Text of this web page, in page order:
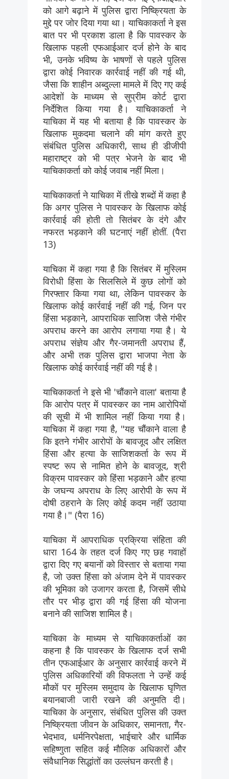
को आगे बढ़ाने में पुलिस द्वारा निष्क्रियता के
मुद्दे पर जोर दिया गया था। याचिकाकर्ता ने इस
बात पर भी प्रकाश डाला है कि पावस्कर के
खिलाफ पहली एफआईआर दर्ज होने के बाद
भी, उनके भविष्य के भाषणों से पहले पुलिस
द्वारा कोई निवारक कार्रवाई नहीं की गई थी,
जैसा कि शाहीन अब्दुल्ला मामले में दिए गए कई
आदेशों के माध्यम से सुप्रीम कोर्ट द्वारा
निर्देशित किया गया है। याचिकाकर्ता ने
याचिका में यह भी बताया है कि पावस्कर के
खिलाफ मुकदमा चलाने की मांग करते हुए
संबंधित पुलिस अधिकारी, साथ ही डीजीपी
महाराष्ट्र को भी पत्र भेजने के बाद भी
याचिकाकर्ता को कोई जवाब नहीं मिला।
याचिकाकर्ता ने याचिका में तीखे शब्दों में कहा है
कि अगर पुलिस ने पावस्कर के खिलाफ कोई
कार्रवाई की होती तो सितंबर के दंगे और
नफरत भड़काने की घटनाएं नहीं होतीं. (पैरा
13)
याचिका में कहा गया है कि सितंबर में मुस्लिम
विरोधी हिंसा के सिलसिले में कुछ लोगों को
गिरफ्तार किया गया था, लेकिन पावस्कर के
खिलाफ कोई कार्रवाई नहीं की गई, जिन पर
हिंसा भड़काने, आपराधिक साजिश जैसे गंभीर
अपराध करने का आरोप लगाया गया है। ये
अपराध संज्ञेय और गैर-जमानती अपराध हैं,
और अभी तक पुलिस द्वारा भाजपा नेता के
खिलाफ कोई कार्रवाई नहीं की गई है।
याचिकाकर्ता ने इसे भी 'चौंकाने वाला' बताया है
कि आरोप पत्र में पावस्कर का नाम आरोपियों
की सूची में भी शामिल नहीं किया गया है।
याचिका में कहा गया है, "यह चौंकाने वाला है
कि इतने गंभीर आरोपों के बावजूद और लक्षित
हिंसा और हत्या के साजिशकर्ता के रूप में
स्पष्ट रूप से नामित होने के बावजूद, श्री
विक्रम पावस्कर को हिंसा भड़काने और हत्या
के जघन्य अपराध के लिए आरोपी के रूप में
दोषी ठहराने के लिए कोई कदम नहीं उठाया
गया है।" (पैरा 16)
याचिका में आपराधिक प्रक्रिया संहिता की
धारा 164 के तहत दर्ज किए गए छह गवाहों
द्वारा दिए गए बयानों को विस्तार से बताया गया
है, जो उक्त हिंसा को अंजाम देने में पावस्कर
की भूमिका को उजागर करता है, जिसमें सीधे
तौर पर भीड़ द्वारा की गई हिंसा की योजना
बनाने की साजिश शामिल है।
याचिका के माध्यम से याचिकाकर्ताओं का
कहना है कि पावस्कर के खिलाफ दर्ज सभी
तीन एफआईआर के अनुसार कार्रवाई करने में
पुलिस अधिकारियों की विफलता ने उन्हें कई
मौकों पर मुस्लिम समुदाय के खिलाफ घृणित
बयानबाजी जारी रखने की अनुमति दी।
याचिका के अनुसार, संबंधित पुलिस की उक्त
निष्क्रियता जीवन के अधिकार, समानता, गैर-
भेदभाव, धर्मनिरपेक्षता, भाईचारे और धार्मिक
सहिष्णुता सहित कई मौलिक अधिकारों और
संवैधानिक सिद्धांतों का उल्लंघन करती है।